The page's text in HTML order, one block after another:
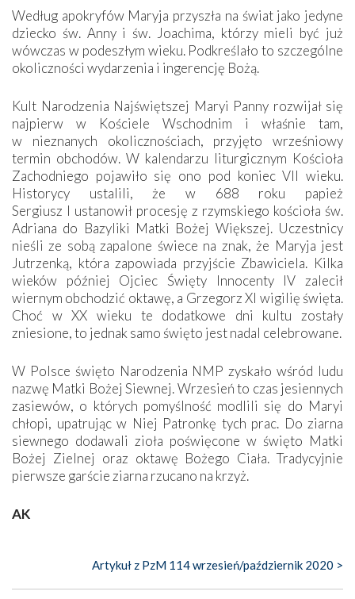
Według apokryfów Maryja przyszła na świat jako jedyne
dziecko św. Anny i św. Joachima, którzy mieli być już
wówczas w podeszłym wieku. Podkreślało to szczególne
okoliczności wydarzenia i ingerencję Bożą.
Kult Narodzenia Najświętszej Maryi Panny rozwijał się
najpierw w Kościele Wschodnim i właśnie tam,
w nieznanych okolicznościach, przyjęto wrześniowy
termin obchodów. W kalendarzu liturgicznym Kościoła
Zachodniego pojawiło się ono pod koniec VII wieku.
Historycy ustalili, że w 688 roku papież
Sergiusz I ustanowił procesję z rzymskiego kościoła św.
Adriana do Bazyliki Matki Bożej Większej. Uczestnicy
nieśli ze sobą zapalone świece na znak, że Maryja jest
Jutrzenką, która zapowiada przyjście Zbawiciela. Kilka
wieków później Ojciec Święty Innocenty IV zalecił
wiernym obchodzić oktawę, a Grzegorz XI wigilię święta.
Choć w XX wieku te dodatkowe dni kultu zostały
zniesione, to jednak samo święto jest nadal celebrowane.
W Polsce święto Narodzenia NMP zyskało wśród ludu
nazwę Matki Bożej Siewnej. Wrzesień to czas jesiennych
zasiewów, o których pomyślność modlili się do Maryi
chłopi, upatrując w Niej Patronkę tych prac. Do ziarna
siewnego dodawali zioła poświęcone w święto Matki
Bożej Zielnej oraz oktawę Bożego Ciała. Tradycyjnie
pierwsze garście ziarna rzucano na krzyż.
AK
Artykuł z PzM 114 wrzesień/październik 2020 >